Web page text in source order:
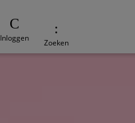
Inloggen Zoeken